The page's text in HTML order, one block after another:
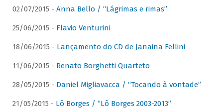
02/07/2015 - Anna Bello / “Lágrimas e rimas”
25/06/2015 - Flavio Venturini
18/06/2015 - Lançamento do CD de Janaina Fellini
11/06/2015 - Renato Borghetti Quarteto
28/05/2015 - Daniel Migliavacca / “Tocando à vontade”
21/05/2015 - Lô Borges / “Lô Borges 2003-2013”